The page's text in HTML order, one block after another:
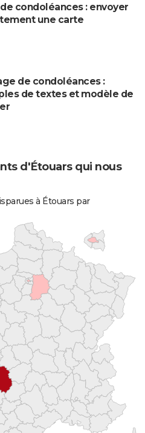
condoléances : envoyer
une carte
de condoléances :
de textes et modèle de
d'Étouars qui nous
à Étouars par